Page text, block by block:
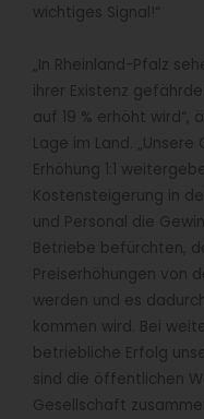
wichtiges Signal!“
„In Rheinland-Pfalz
ihrer Existenz
auf 19 % erhöht wird“,
Lage im Land.
Erhöhung 1:1
Kostensteigerung in
und Personal die
Betriebe befürchten,
Preiserhöhungen von
werden und es
kommen wird. Bei
betriebliche Erfolg
sind die öffentlichen
Gesellschaft